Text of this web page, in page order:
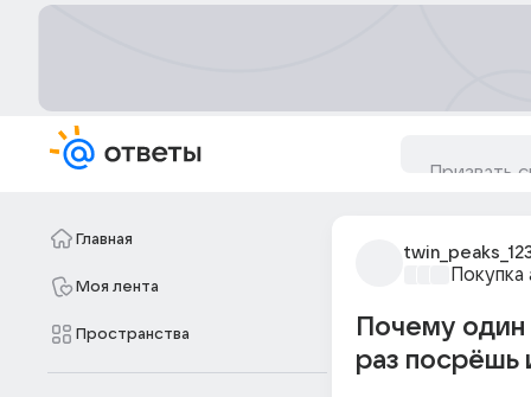
Главная
Моя лента
Пространства
Почему один
раз посрёшь